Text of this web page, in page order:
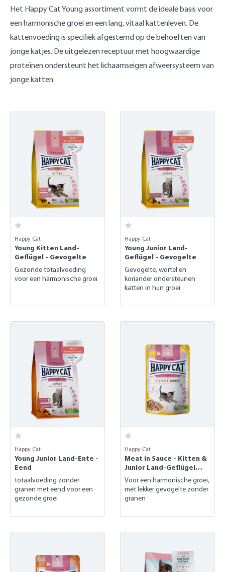
Het Happy Cat Young assortiment vormt de ideale basis voor
een harmonische groei en een lang, vitaal kattenleven. De
kattenvoeding is specifiek afgestemd op de behoeften van
jonge katjes. De uitgelezen receptuur met hoogwaardige
proteïnen ondersteunt het lichaamseigen afweersysteem van
jonge katten.
Happy Cat
Young Kitten Land-
Geflügel - Gevogelte
Gezonde totaalvoeding
voor een harmonische groei
Happy Cat
Young Junior Land-
Geflügel - Gevogelte
Gevogelte, wortel en
koriander ondersteunen
katten in hun groei
Happy Cat
Young Junior Land-Ente -
Eend
totaalvoeding zonder
granen met eend voor een
gezonde groei
Happy Cat
Meat in Sauce - Kitten &
Junior Land-Geflügel
(Gevogelte)
Voor een harmonische groei,
met lekker gevogelte zonder
granen